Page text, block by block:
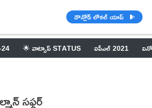
డౌన్లోడ్ లోకల్ యాప్
🌟 వాట్సాప్ STATUS ఐపీఎల్ 2021
సఫ్దర్